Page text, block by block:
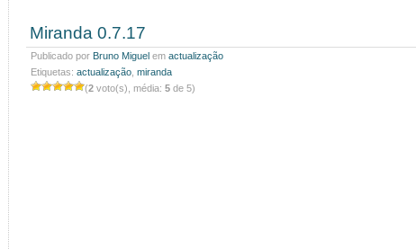
Miranda 0.7.17
Publicado por Bruno Miguel em actualização
Etiquetas: actualização miranda
(2 voto(s), média: 5 de 5)